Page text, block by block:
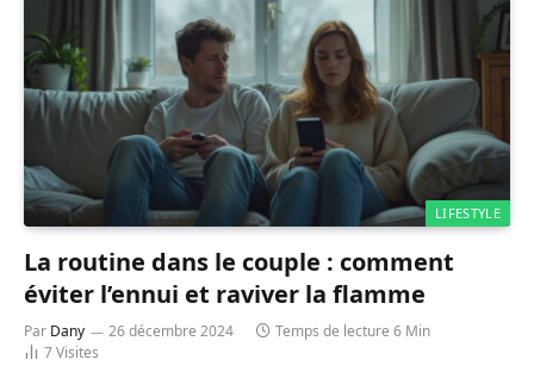
LIFESTYLE
La routine dans le couple : comment
éviter l’ennui et raviver la flamme
Par Dany 26 décembre 2024
Temps de lecture 6 Min
7Visites